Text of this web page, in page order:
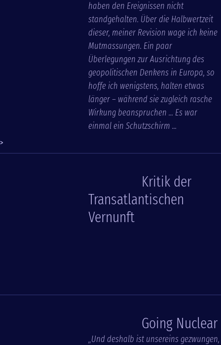
haben den Ereignissen nicht
standgehalten. Über die Halbwertzeit
dieser, meiner Revision wage ich keine
Mutmassungen. Ein paar
Überlegungen zur Ausrichtung des
geopolitischen Denkens in Europa, so
hoffe ich wenigstens, halten etwas
länger – während sie zugleich rasche
Wirkung beanspruchen ... Es war
einmal ein Schutzschirm ...
>
Kritik der
Transatlantischen
Vernunft
Going Nuclear
„Und deshalb ist unsereins gezwungen,